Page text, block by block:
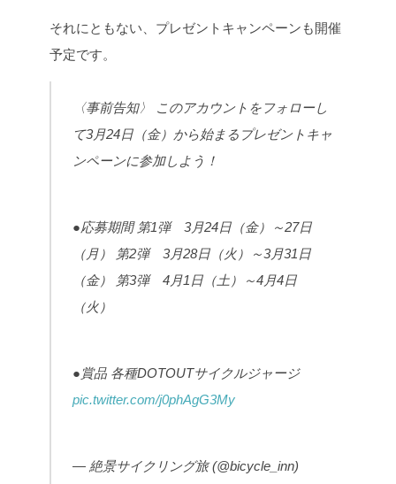
それにともない、プレゼントキャンペーンも開催
予定です。
〈事前告知〉
このアカウントをフォローし
て3月24日（金）から始まるプレゼントキャ
ンペーンに参加しよう！
●応募期間第1弾 3月24日（金）～27日
（月）
第2弾 3月28日（火）～3月31日
（金）
第3弾 4月1日（土）～4月4日
（火）
●賞品 各種DOTOUTサイクルジャージ
pic.twitter.com/j0phAgG3My
— 絶景サイクリング旅 (@bicycle_inn)